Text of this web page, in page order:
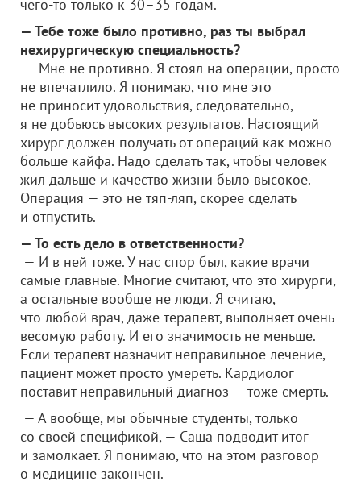
чего-то только к 30–35 годам.
— Тебе тоже было противно, раз ты выбрал
нехирургическую специальность?
— Мне не противно. Я стоял на операции, просто
не впечатлило. Я понимаю, что мне это
не приносит удовольствия, следовательно,
я не добьюсь высоких результатов. Настоящий
хирург должен получать от операций как можно
больше кайфа. Надо сделать так, чтобы человек
жил дальше и качество жизни было высокое.
Операция — это не тяп-ляп, скорее сделать
и отпустить.
— То есть дело в ответственности?
— И в ней тоже. У нас спор был, какие врачи
самые главные. Многие считают, что это хирурги,
а остальные вообще не люди. Я считаю,
что любой врач, даже терапевт, выполняет очень
весомую работу. И его значимость не меньше.
Если терапевт назначит неправильное лечение,
пациент может просто умереть. Кардиолог
поставит неправильный диагноз — тоже смерть.
— А вообще, мы обычные студенты, только
со своей спецификой, — Саша подводит итог
и замолкает. Я понимаю, что на этом разговор
о медицине закончен.